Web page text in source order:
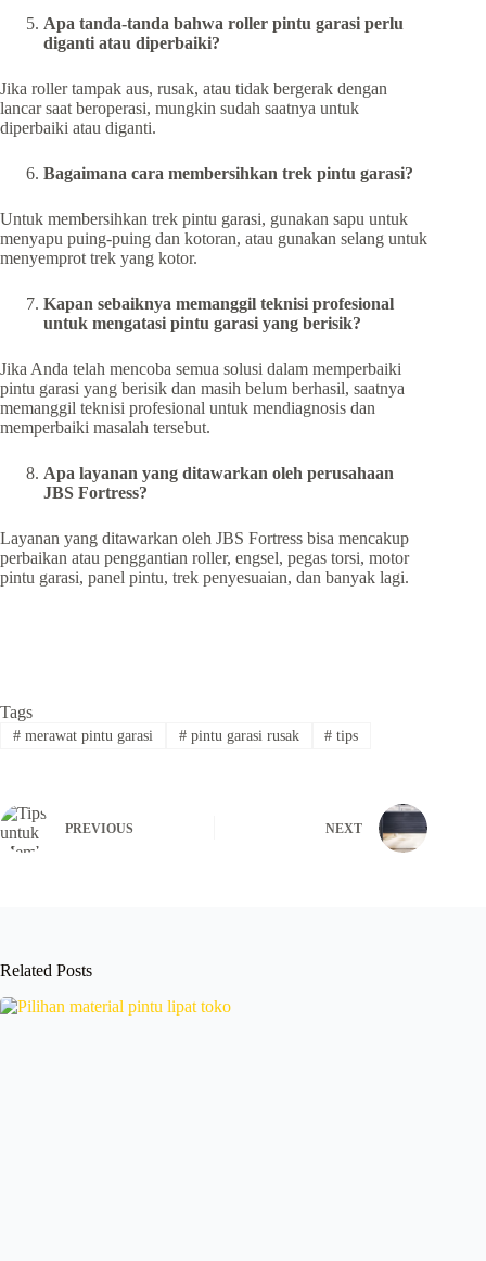
Apa tanda-tanda bahwa roller pintu garasi perlu
diganti atau diperbaiki?
Jika roller tampak aus, rusak, atau tidak bergerak dengan
lancar saat beroperasi, mungkin sudah saatnya untuk
diperbaiki atau diganti.
Bagaimana cara membersihkan trek pintu garasi?
Untuk membersihkan trek pintu garasi, gunakan sapu untuk
menyapu puing-puing dan kotoran, atau gunakan selang untuk
menyemprot trek yang kotor.
Kapan sebaiknya memanggil teknisi profesional
untuk mengatasi pintu garasi yang berisik?
Jika Anda telah mencoba semua solusi dalam memperbaiki
pintu garasi yang berisik dan masih belum berhasil, saatnya
memanggil teknisi profesional untuk mendiagnosis dan
memperbaiki masalah tersebut.
Apa layanan yang ditawarkan oleh perusahaan
JBS Fortress?
Layanan yang ditawarkan oleh JBS Fortress bisa mencakup
perbaikan atau penggantian roller, engsel, pegas torsi, motor
pintu garasi, panel pintu, trek penyesuaian, dan banyak lagi.
Tags
#merawat pintu garasi #pintu garasi rusak # tips
PREVIOUS NEXT
Related Posts